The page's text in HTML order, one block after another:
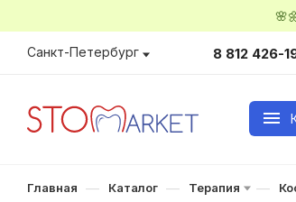
Санкт-Петербург 8 812 426-
Главная — Каталог — Терапия —